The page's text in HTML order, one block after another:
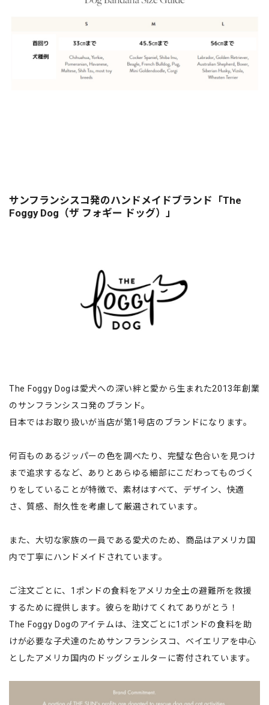
サンフランシスコ発のハンドメイドブランド「The
Foggy Dog（ザ フォギー ドッグ）」
The Foggy Dogは愛犬への深い絆と愛から生まれた2013年創業
のサンフランシスコ発のブランド。
日本ではお取り扱いが当店が第1号店のブランドになります。
何百ものあるジッパーの色を調べたり、完璧な色合いを見つけ
まで追求するなど、ありとあらゆる細部にこだわってものづく
りをしていることが特徴で、素材はすべて、デザイン、快適
さ、質感、耐久性を考慮して厳選されています。
また、大切な家族の一員である愛犬のため、商品はアメリカ国
内で丁寧にハンドメイドされています。
ご注文ごとに、1ポンドの食料をアメリカ全土の避難所を救援
するために提供します。彼らを助けてくれてありがとう！
The Foggy Dogのアイテムは、注文ごとに1ポンドの食料を助
けが必要な子犬達のためサンフランシスコ、ベイエリアを中心
としたアメリカ国内のドッグシェルターに寄付されています。